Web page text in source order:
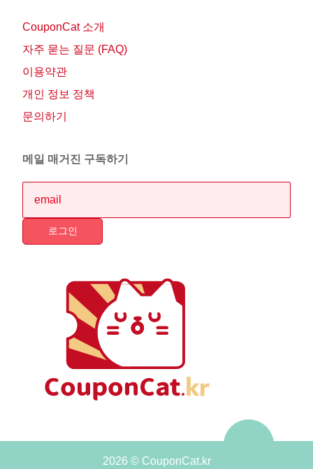
CouponCat 소개
자주 묻는 질문 (FAQ)
이용약관
개인 정보 정책
문의하기
메일 매거진 구독하기
2026 © CouponCat.kr